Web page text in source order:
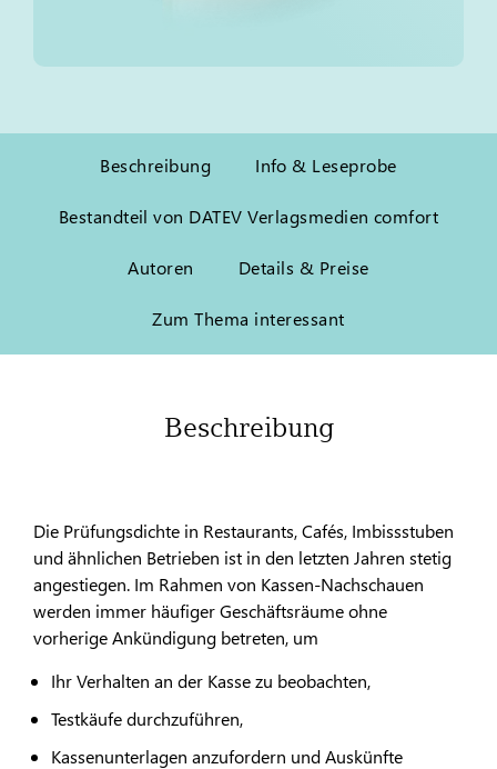
Beschreibung Info & Leseprobe
Bestandteil von DATEV Verlagsmedien comfort
Autoren Details & Preise
Zum Thema interessant
Beschreibung
Die Prüfungsdichte in Restaurants, Cafés, Imbissstuben
und ähnlichen Betrieben ist in den letzten Jahren stetig
angestiegen. Im Rahmen von Kassen-Nachschauen
werden immer häufiger Geschäftsräume ohne
vorherige Ankündigung betreten, um
Ihr Verhalten an der Kasse zu beobachten,
Testkäufe durchzuführen,
Kassenunterlagen anzufordern und Auskünfte